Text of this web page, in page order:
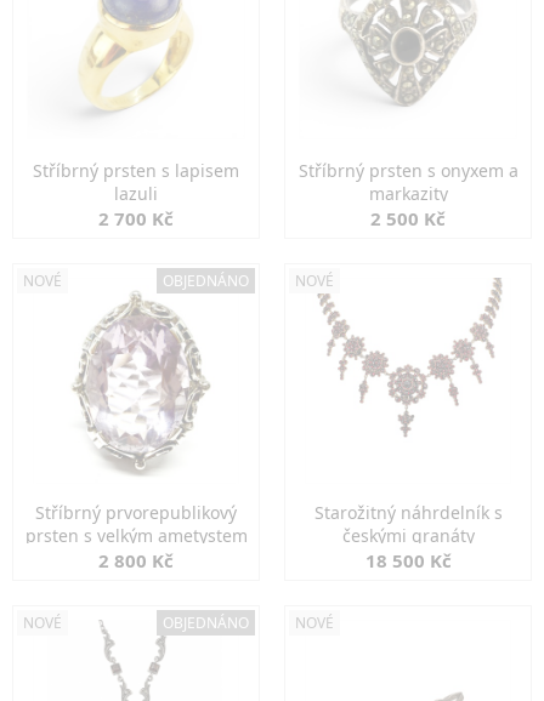
Stříbrný prsten s lapisem
lazuli
2 700 Kč
Stříbrný prsten s onyxem a
markazity
2 500 Kč
NOVÉ OBJEDNÁNO
Stříbrný prvorepublikový
prsten s velkým ametystem
2 800 Kč
NOVÉ
Starožitný náhrdelník s
českými granáty
18 500 Kč
NOVÉ OBJEDNÁNO NOVÉ